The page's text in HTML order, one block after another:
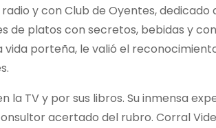
y con Club de Oyentes, dedicado
de platos con secretos, bebidas y
vida porteña, le valió el
la TV y por sus libros. Su inmensa
acertado del rubro. Corral